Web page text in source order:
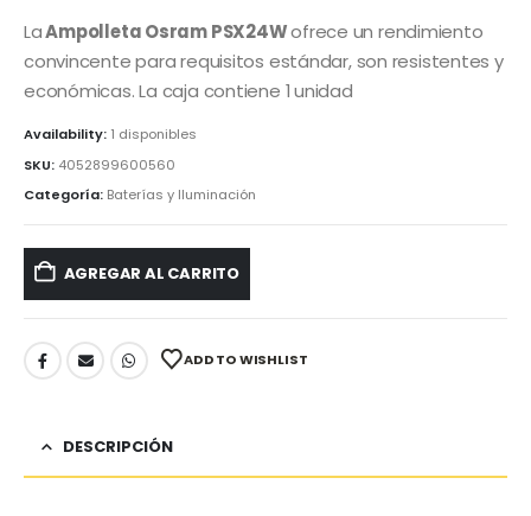
LaAmpolleta Osram PSX24Wofrece un rendimiento
convincente para requisitos estándar, son resistentes y
económicas. La caja contiene 1 unidad
Availability: 1 disponibles
SKU: 4052899600560
Categoría: Baterías y Iluminación
AGREGAR AL CARRITO
ADD TO WISHLIST
DESCRIPCIÓN